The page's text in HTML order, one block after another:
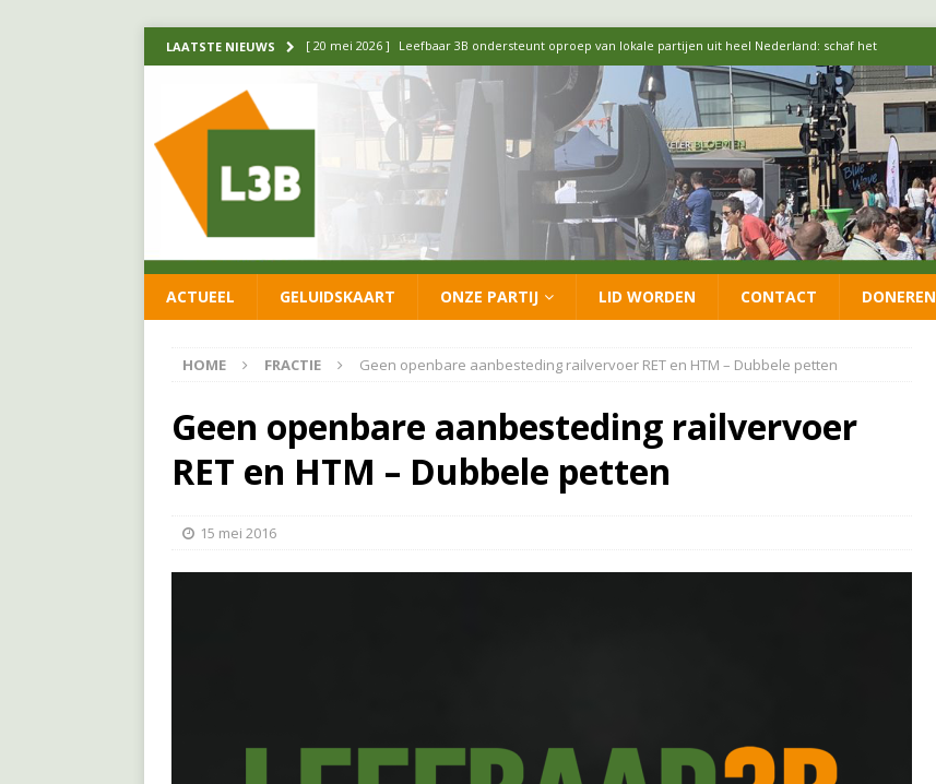
LAATSTE NIEUWS [ 14 mei 2026 ] Update over de formatie: vacature voor onafhankelijke wethouder Sociaal Domein
[ 1 april 2026 ] Ontwikkelingen flexwoningen Oekraïners én Lansingerlanders FRACTIE
[ 26 juni 2026 ] Leefbaar 3B en CDA presenteren coalitieakkoord: ‘Groeien met behoud van karakter’
Leefbaar 3B kritisch op LOO2: belangen eigen inwoners moeten goed geborgd blijven
[ 20 mei 2026 ] Leefbaar 3B ondersteunt oproep van lokale partijen uit heel Nederland: schaf het
ACTUEEL GELUIDSKAART ONZE PARTIJ LID WORDEN CONTACT DONEREN
HOME FRACTIE Geen openbare aanbesteding railvervoer RET en HTM – Dubbele petten
Geen openbare aanbesteding railvervoer
RET en HTM – Dubbele petten
15 mei 2016